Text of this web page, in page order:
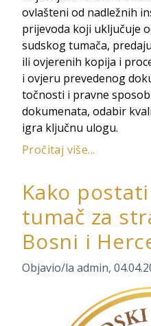
ovlašteni od nadležnih
prijevoda koji uključuje
sudskog tumača,
ili ovjerenih kopija i
i ovjeru prevedenog
točnosti i pravne
dokumenata, odabir
igra ključnu ulogu.
Pročitaj više...
Kako
tumač za
Bosni i
Objavio/la admin,